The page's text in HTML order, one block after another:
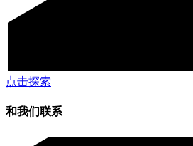
点击探索
和我们联系